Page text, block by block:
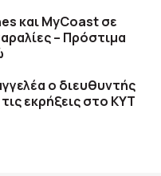
και MyCoast σε
– Πρόστιμα
ο διευθυντής
εκρήξεις στο ΚΥΤ